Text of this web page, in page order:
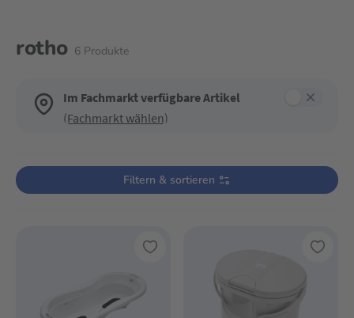
rotho 6Produkte
Im Fachmarkt verfügbare Artikel
(Fachmarkt wählen)
Filtern & sortieren